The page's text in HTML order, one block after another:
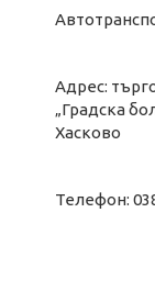
Адрес:
„Градска
Хасково
Телефон: